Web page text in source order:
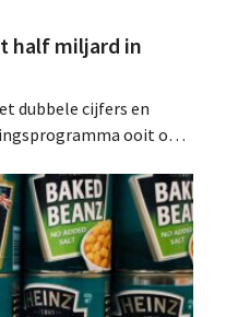
half miljard in
dubbele cijfers en
ooit om